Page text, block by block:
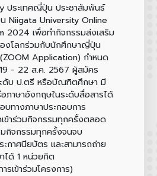
ประเทศญี่ปุ่น ประชาสัมพันธ์
Niigata University Online
2024 เพื่อทำกิจกรรมส่งเสริม
องโลกร่วมกับนักศึกษาญี่ปุ่น
Application) กำหนด
- 22 ส.ค. 2567 ผู้สมัคร
ดับ ป.ตรี หรือบัณฑิตศึกษา มี
ภาษาอังกฤษในระดับสื่อสารได้
ทางภาษาประกอบการ
ข้าร่วมกิจกรรมทุกครั้งตลอด
มกิจกรรมทุกครั้งจนจบ
ะกาศนียบัตร และสามารถถ่าย
ได้ 1 หน่วยกิต
รเข้าร่วมโครงการ)